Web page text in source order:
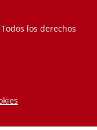
los derechos